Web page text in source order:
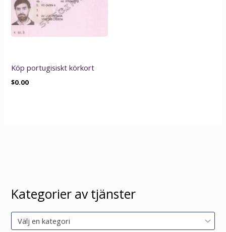
Köp portugisiskt körkort
$0.00
Kategorier av tjänster
Välj en kategori